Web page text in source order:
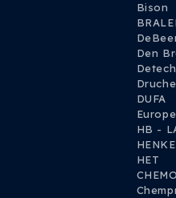
Bison
Den
DUFA
HB -
HET